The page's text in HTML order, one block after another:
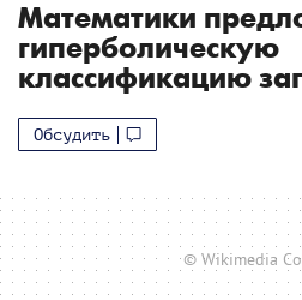
Математики
гиперболическую
классификацию
Обсудить
© Wikimedia